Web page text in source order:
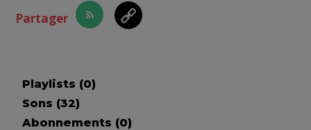
Partager
Playlists (0)
Sons (32)
Abonnements (0)